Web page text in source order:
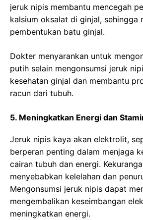
jeruk nipis membantu mencegah
kalsium oksalat di ginjal, sehingga
pembentukan batu ginjal.
Dokter menyarankan untuk
putih selain mengonsumsi jeruk
kesehatan ginjal dan membantu
racun dari tubuh.
5. Meningkatkan Energi dan
Jeruk nipis kaya akan elektrolit,
berperan penting dalam menjaga
cairan tubuh dan energi.
menyebabkan kelelahan dan
Mengonsumsi jeruk nipis dapat
mengembalikan keseimbangan
meningkatkan energi.